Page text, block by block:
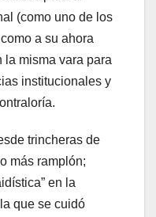
(como uno de los
a su ahora
la misma vara para
institucionales y
trincheras de
más ramplón;
en la
que se cuidó